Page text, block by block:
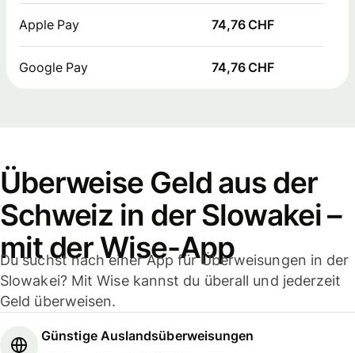
Apple Pay 74,76 CHF
Google Pay 74,76 CHF
Überweise Geld aus der
Schweiz in der Slowakei –
mit der Wise-App
Du suchst nach einer App für Überweisungen in der
Slowakei? Mit Wise kannst du überall und jederzeit
Geld überweisen.
Günstige Auslandsüberweisungen